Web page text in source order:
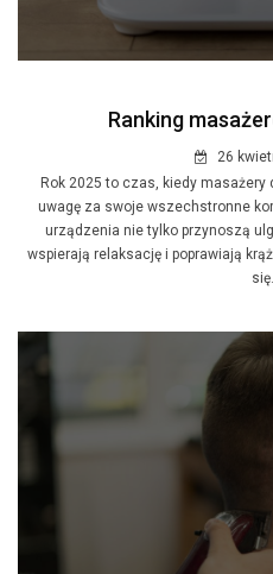
Ranking
26
Rok 2025 to czas, kiedy
uwagę za swoje wszechstronne
urządzenia nie tylko przynoszą
wspierają relaksację i poprawiają
się...